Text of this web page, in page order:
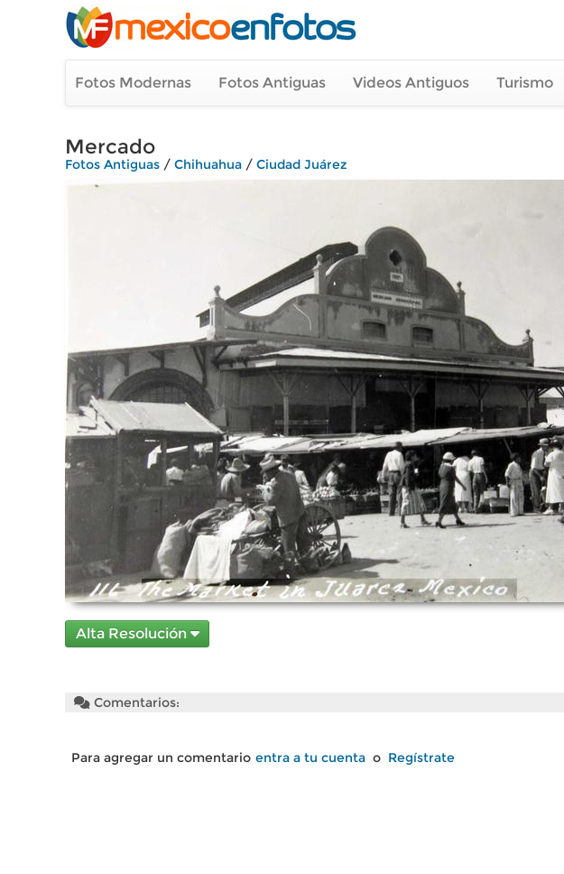
Fotos Modernas Fotos Antiguas Videos Antiguos Turismo
Mercado
Fotos Antiguas / Chihuahua / Ciudad Juárez
Alta Resolución
Comentarios:
Para agregar un comentario entra a tu cuenta o Regístrate